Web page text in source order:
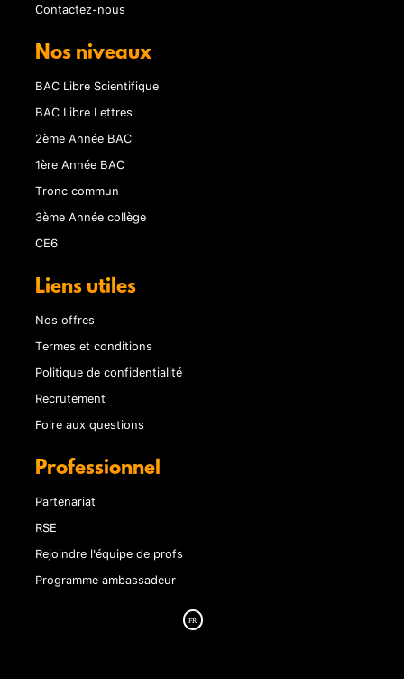
Contactez-nous
Nos niveaux
BAC Libre Scientifique
BAC Libre Lettres
2ème Année BAC
1ère Année BAC
Tronc commun
3ème Année collège
CE6
Liens utiles
Nos offres
Termes et conditions
Politique de confidentialité
Recrutement
Foire aux questions
Professionnel
Partenariat
RSE
Rejoindre l'équipe de profs
Programme ambassadeur